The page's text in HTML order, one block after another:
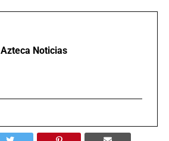
Azteca Noticias